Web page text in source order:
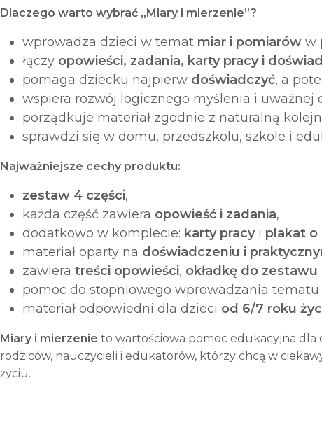
Dlaczego warto wybrać „Miary i mierzenie”?
wprowadza dzieci w temat miar i pomiarów w
łączy opowieści, zadania, karty pracy i
pomaga dziecku najpierw doświadczyć, a
wspiera rozwój logicznego myślenia i uważnej
porządkuje materiał zgodnie z naturalną
sprawdzi się w domu, przedszkolu, szkole i
Najważniejsze cechy produktu:
zestaw 4 części,
każda część zawiera opowieść i zadania,
dodatkowo w komplecie: karty pracyi plakat o
materiał oparty na doświadczeniu i
zawiera treści opowieści, okładkę do
pomoc do stopniowego wprowadzania tematu
materiał odpowiedni dla dzieci od 6/7 roku
Miary i mierzenie to wartościowa pomoc edukacyjna dla
rodziców, nauczycieli i edukatorów, którzy chcą w
życiu.